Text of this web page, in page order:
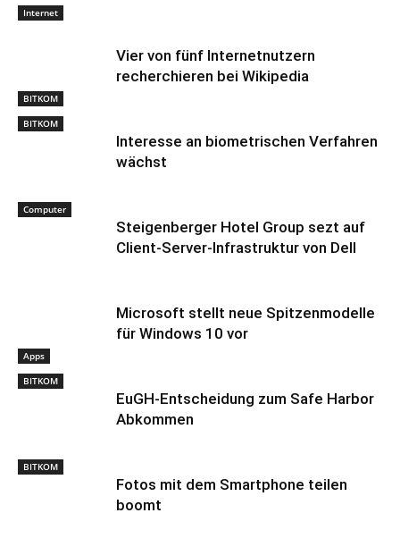
Internet
BITKOM
Vier von fünf Internetnutzern
recherchieren bei Wikipedia
BITKOM
Interesse an biometrischen Verfahren
wächst
Computer
Steigenberger Hotel Group sezt auf
Client-Server-Infrastruktur von Dell
Apps
Microsoft stellt neue Spitzenmodelle
für Windows 10 vor
BITKOM
EuGH-Entscheidung zum Safe Harbor
Abkommen
BITKOM
Fotos mit dem Smartphone teilen
boomt